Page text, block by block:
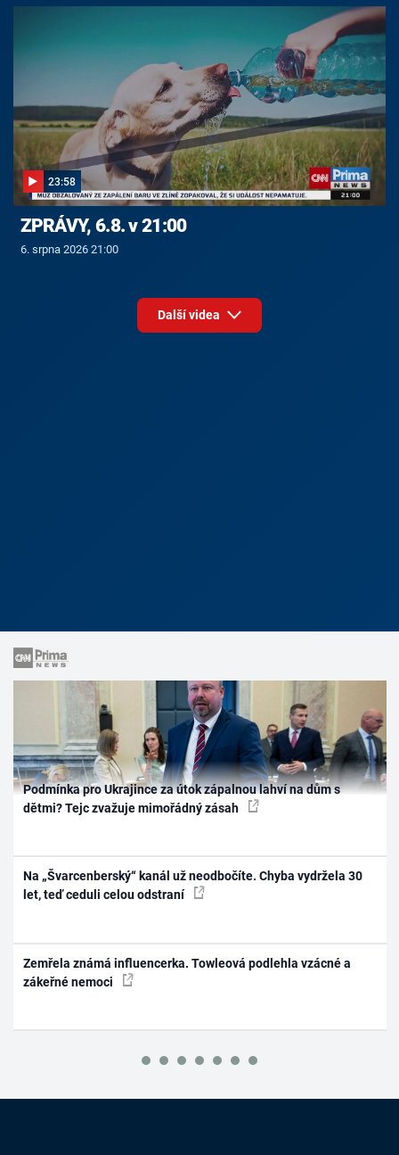
23:58
ZPRÁVY, 6.8. v 21:00
6. srpna 2026 21:00
Další videa
Podmínka pro Ukrajince za útok zápalnou lahví na dům s
dětmi? Tejc zvažuje mimořádný zásah
Na „Švarcenberský“ kanál už neodbočíte. Chyba vydržela 30
let, teď ceduli celou odstraní
Zemřela známá influencerka. Towleová podlehla vzácné a
zákeřné nemoci